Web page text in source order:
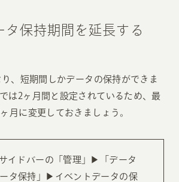
タ保持期間を延長する
、短期間しかデータの保持ができま
は2ヶ月間と設定されているため、最
月に変更しておきましょう。
イドバーの「管理」▶︎「データ
タ保持」▶︎イベントデータの保